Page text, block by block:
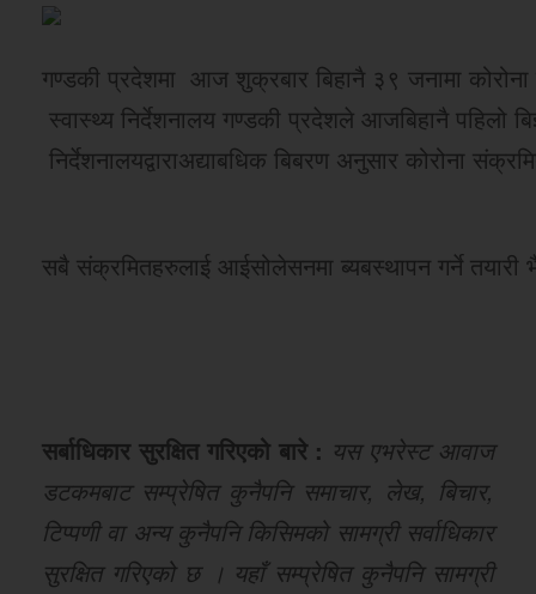
गण्डकी प्रदेशमा आज शुक्रबार बिहानै ३९ जनामा
स्वास्थ्य निर्देशनालय गण्डकी प्रदेशले आजबिहानै पहिलो
निर्देशनालयद्वाराअद्याबधिक बिबरण अनुसार कोरोना
सबै संक्रमितहरुलाई आईसोलेसनमा ब्यबस्थापन गर्ने तयारी
सर्बाधिकार सुरक्षित गरिएको बारे : यस एभरेस्ट आवाज
डटकमबाट सम्प्रेषित कुनैपनि समाचार, लेख, बिचार,
टिप्पणी वा अन्य कुनैपनि किसिमको सामग्री सर्वाधिकार
सुरक्षित गरिएको छ । यहाँ सम्प्रेषित कुनैपनि सामग्री